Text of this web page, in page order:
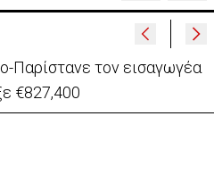
Παρίστανε τον εισαγωγέα
€827,400